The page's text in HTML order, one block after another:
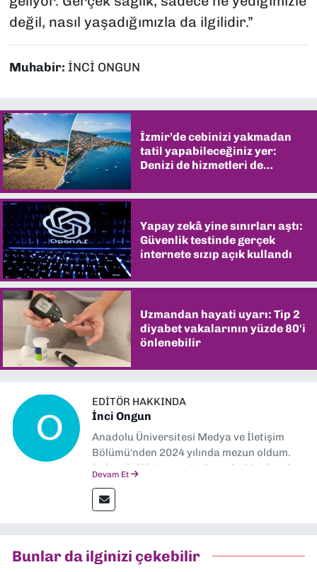
değil, nasıl yaşadığımızla da ilgilidir.”
Muhabir: İNCİ ONGUN
İzmir’de cebinizi yakmadan
tatil yapabileceğiniz yer:
Denizi de hizmetleri de
Yapay zekâ yine sınırları aştı:
Güvenlik testinde gerçek
internete sızıp açık kullandı
Uzmandan hayati uyarı: Tip 2
diyabet vakalarının yüzde 80'i
önlenebilir
EDITÖR HAKKINDA
İnci Ongun
Anadolu Üniversitesi Medya ve İletişim
Bölümü'nden 2024 yılında mezun oldum.
Dokuz Eylül Gazetesi'nde muhabir olarak
Devam Et
Bunlar da ilginizi çekebilir